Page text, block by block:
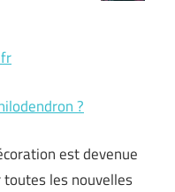
?
est devenue
les nouvelles